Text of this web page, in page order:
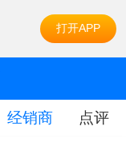
打开APP
经销商 点评